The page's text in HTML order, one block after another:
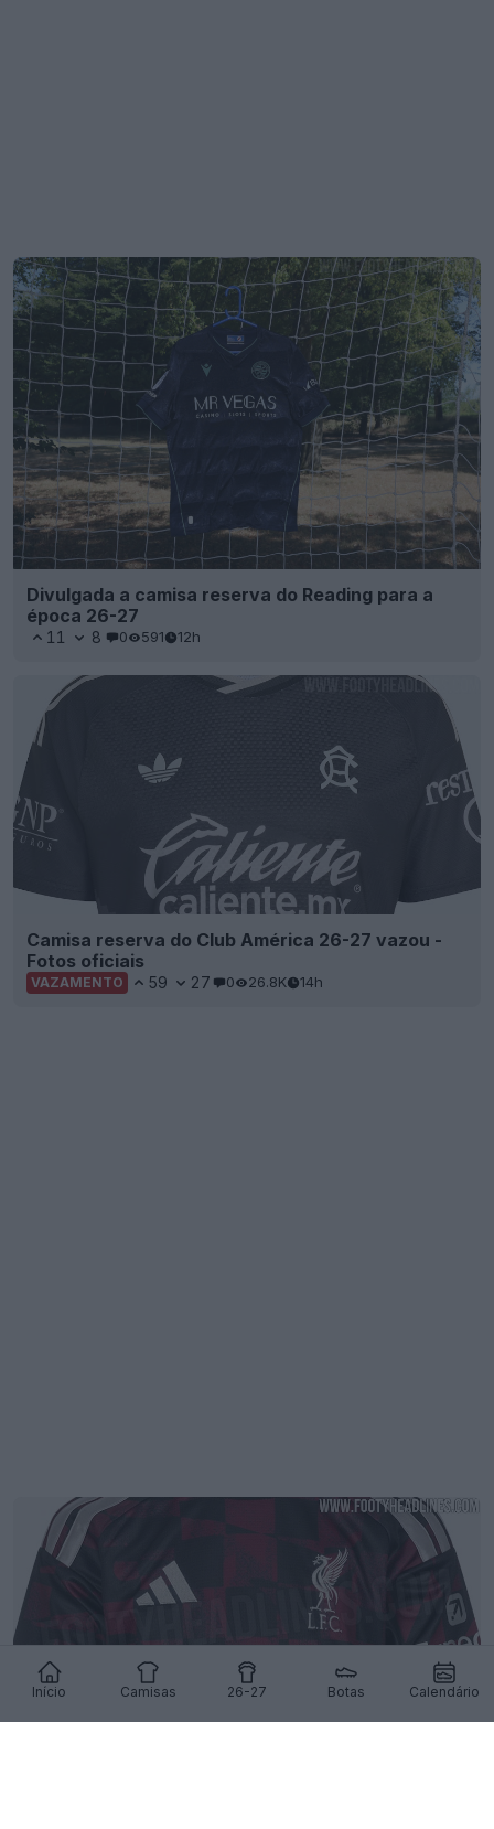
Início Camisas 26-27 Botas Calendário
Divulgada a camisa reserva do Reading para a
época 26-27
11 8 0 591 12h
Camisa reserva do Club América 26-27 vazou -
Fotos oficiais
VAZAMENTO 59 27 0 26.8K 14h